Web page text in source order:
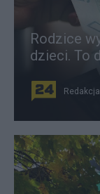
Rodzice
dzieci. To
Redakcja